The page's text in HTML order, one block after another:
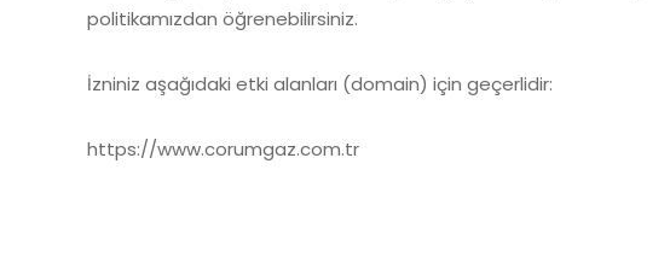
politikamızdan öğrenebilirsiniz.
İzniniz aşağıdaki etki alanları (domain) için geçerlidir:
https://www.corumgaz.com.tr